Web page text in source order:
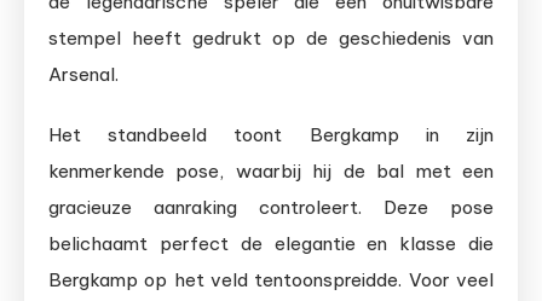
stempel heeft gedrukt op de geschiedenis van
Arsenal.
Het standbeeld toont Bergkamp in zijn
kenmerkende pose, waarbij hij de bal met een
gracieuze aanraking controleert. Deze pose
belichaamt perfect de elegantie en klasse die
Bergkamp op het veld tentoonspreidde. Voor veel